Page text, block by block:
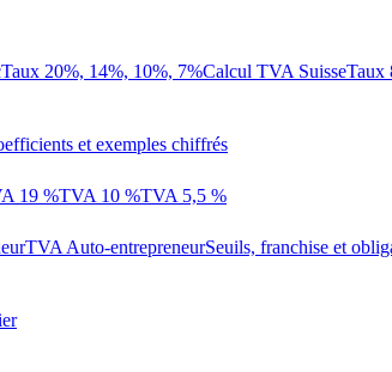
Taux 20%, 14%, 10%, 7%Calcul TVA SuisseTaux
et exemples chiffrés
19 %TVA 10 %TVA 5,5 %
TVA Auto-entrepreneurSeuils, franchise et